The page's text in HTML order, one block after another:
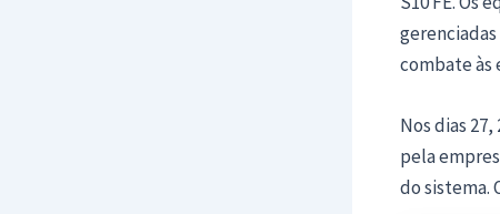
combate às
Nos dias
pela
do sistema.